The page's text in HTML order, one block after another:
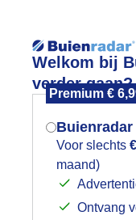
Welkom bij
verder gaan?
Premium €
Voor slechts
maand)
Ontvang
Foto en
Mogen we